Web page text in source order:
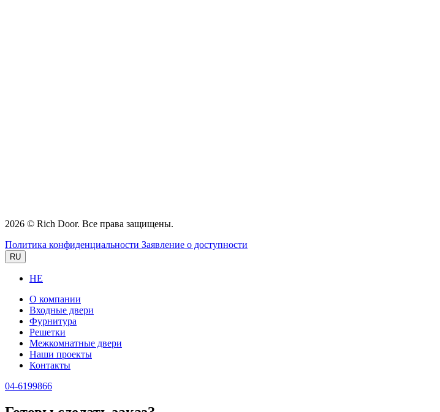
2026 © Rich Door. Все права защищены.
Политика конфиденциальности Заявление о доступности
RU
HE
О компании
Входные двери
Фурнитура
Решетки
Межкомнатные двери
Наши проекты
Контакты
04-6199866